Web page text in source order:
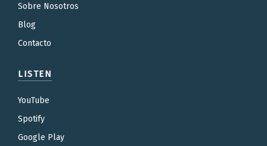
Sobre Nosotros
Blog
Contacto
LISTEN
YouTube
Spotify
Google Play